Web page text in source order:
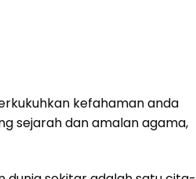
kefahaman anda
sejarah dan amalan agama,